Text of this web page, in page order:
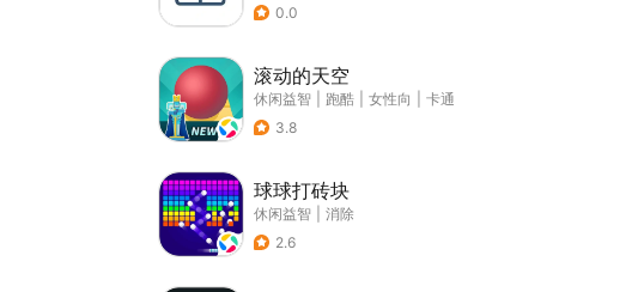
0.0
滚动的天空
休闲益智 跑酷 女性向
卡通
3.8
球球打砖块
休闲益智
消除
2.6